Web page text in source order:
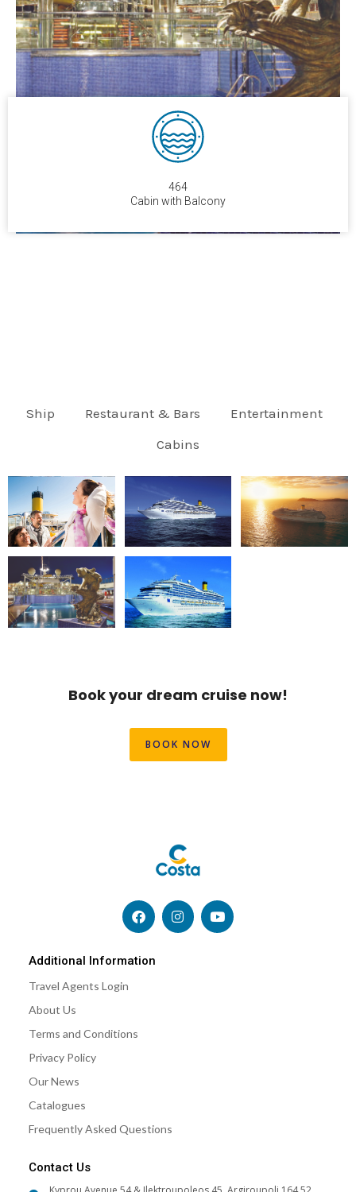
464
Cabin with Balcony
Ship Restaurant & Bars
Entertainment
Cabins
Book your dream cruise now!
BOOK NOW
F
a
c
b
I
n
s
Y
o
u
Additional Information
Travel Agents Login
About Us
Terms and Conditions
Privacy Policy
Our News
Catalogues
Frequently Asked Questions
Contact Us